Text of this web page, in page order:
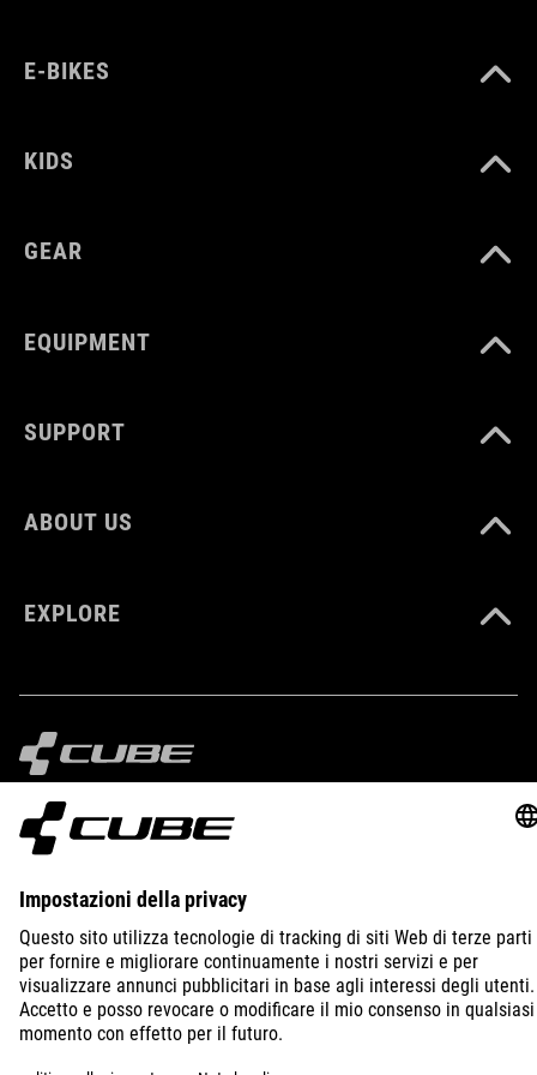
E-BIKES
KIDS
GEAR
EQUIPMENT
SUPPORT
ABOUT US
EXPLORE
IMPRINT
ROMANIA ITALIANO
© 2026 Impostazioni della privacy